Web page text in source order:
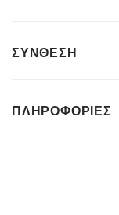
ΣΥΝΘΕΣΗ
ΠΛΗΡΟΦΟΡΊΕΣ